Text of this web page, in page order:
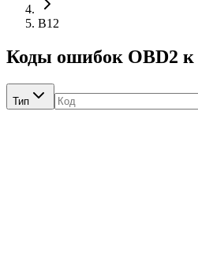
B12
Коды ошибок OBD2 к
Тип